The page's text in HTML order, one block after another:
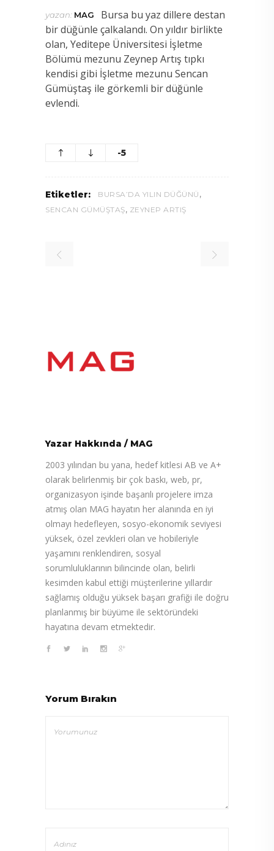
yazan: MAG
Bursa bu yaz dillere destan
bir düğünle çalkalandı. On yıldır birlikte
olan, Yeditepe Üniversitesi İşletme
Bölümü mezunu Zeynep Artış tıpkı
kendisi gibi İşletme mezunu Sencan
Gümüştaş ile görkemli bir düğünle
evlendi.
-5
Etiketler: BURSA’DA YILIN DÜĞÜNÜ ,
SENCAN GÜMÜŞTAŞ, ZEYNEP ARTIŞ
Yazar Hakkında / MAG
2003 yılından bu yana, hedef kitlesi AB ve A+
olarak belirlenmiş bir çok baskı, web, pr,
organizasyon işinde başarılı projelere imza
atmış olan MAG hayatın her alanında en iyi
olmayı hedefleyen, sosyo-ekonomik seviyesi
yüksek, özel zevkleri olan ve hobileriyle
yaşamını renklendiren, sosyal
sorumluluklarının bilincinde olan, belirli
kesimden kabul ettiği müşterilerine yıllardır
sağlamış olduğu yüksek başarı grafiği ile doğru
planlanmış bir büyüme ile sektöründeki
hayatına devam etmektedir.
Yorum Bırakın